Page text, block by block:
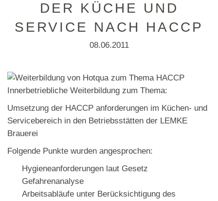
DER KÜCHE UND
SERVICE NACH HACCP
08.06.2011
Innerbetriebliche Weiterbildung zum Thema:
Umsetzung der HACCP anforderungen im Küchen- und
Servicebereich in den Betriebsstätten der LEMKE
Brauerei
Folgende Punkte wurden angesprochen:
Hygieneanforderungen laut Gesetz
Gefahrenanalyse
Arbeitsabläufe unter Berücksichtigung des